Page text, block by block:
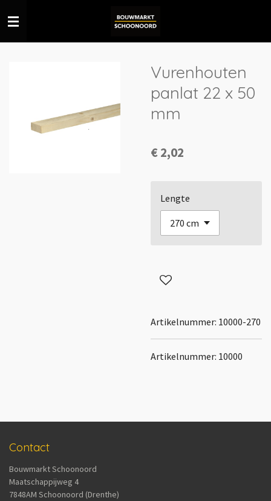
direct
naar
Vurenhouten
panlat 22 x 50
mm
€ 2,02
Lengte
Artikelnummer: 10000-270
Artikelnummer: 10000
Contact
Bouwmarkt Schoonoord
Maatschappijweg 4
7848AM Schoonoord (Drenthe)